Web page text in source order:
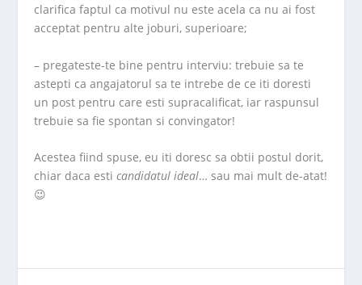
clarifica faptul ca motivul nu este acela ca nu ai fost
acceptat pentru alte joburi, superioare;
– pregateste-te bine pentru interviu: trebuie sa te
astepti ca angajatorul sa te intrebe de ce iti doresti
un post pentru care esti supracalificat, iar raspunsul
trebuie sa fie spontan si convingator!
Acestea fiind spuse, eu iti doresc sa obtii postul dorit,
chiar daca esti candidatul ideal… sau mai mult de-atat!
😉